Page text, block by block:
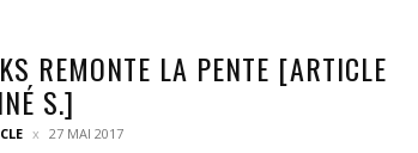
REMONTE LA PENTE [ARTICLE
S.]
27 MAI 2017